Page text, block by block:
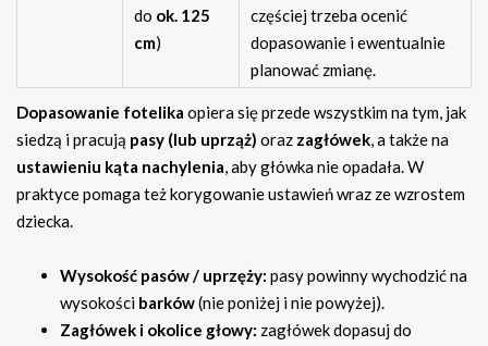
do ok. 125
cm)
częściej trzeba ocenić
dopasowanie i ewentualnie
planować zmianę.
Dopasowanie fotelika opiera się przede wszystkim na tym, jak
siedzą i pracują pasy (lub uprząż) oraz zagłówek, a także na
ustawieniu kąta nachylenia, aby główka nie opadała. W
praktyce pomaga też korygowanie ustawień wraz ze wzrostem
dziecka.
Wysokość pasów / uprzęży: pasy powinny wychodzić na
wysokości barków(nie poniżej i nie powyżej).
Zagłówek i okolice głowy: zagłówek dopasuj do